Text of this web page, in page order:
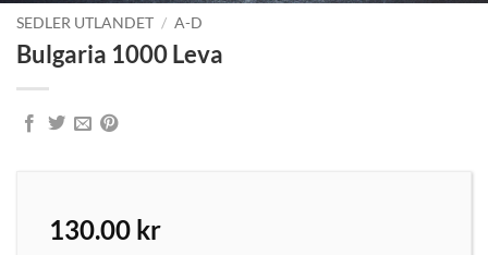
SEDLER UTLANDET / A-D
Bulgaria 1000 Leva
130.00 kr